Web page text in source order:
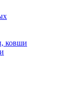
ковши